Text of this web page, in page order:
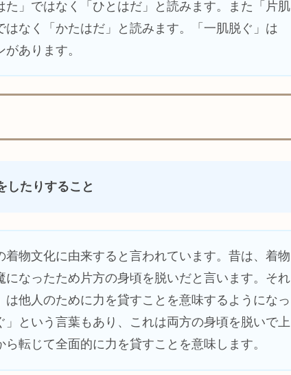
た」ではなく「ひとはだ」と読みます。また「片肌
なく「かたはだ」と読みます。「一肌脱ぐ」は
あります。
したりすること
着物文化に由来すると言われています。昔は、着物
になったため片方の身頃を脱いだと言います。それ
他人のために力を貸すことを意味するようになっ
という言葉もあり、これは両方の身頃を脱いで上
転じて全面的に力を貸すことを意味します。